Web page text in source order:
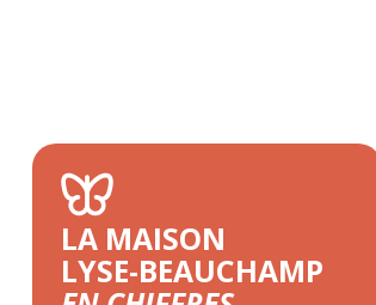
LA MAISON
LYSE-BEAUCHAMP